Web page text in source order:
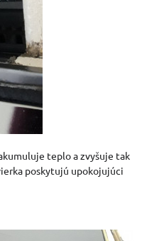
teplo a zvyšuje tak
poskytujú upokojujúci